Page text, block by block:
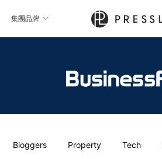
集團品牌
Bloggers Property Tech